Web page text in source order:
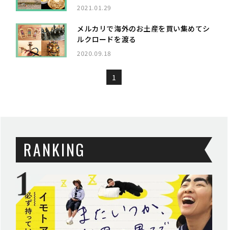
2021.01.29
メルカリで海外のお土産を買い集めてシ
ルクロードを渡る
2020.09.18
1
RANKING